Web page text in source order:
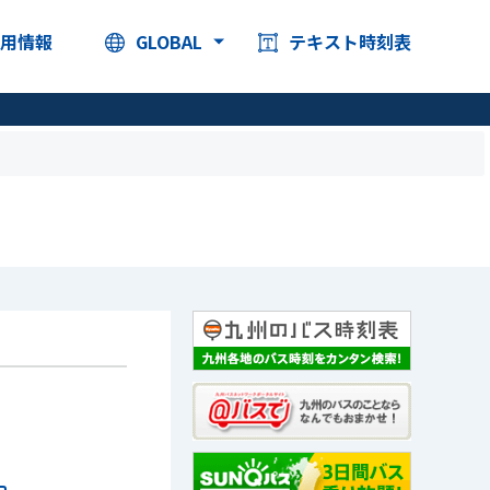
情報 GLOBAL テキスト時刻表